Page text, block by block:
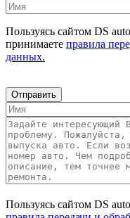
Пользуясь сайтом DS
принимаете правила
данных.
Отправить
Пользуясь сайтом DS